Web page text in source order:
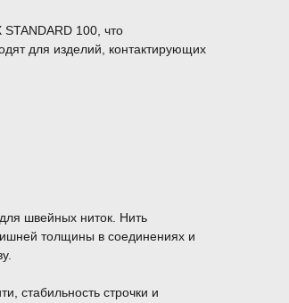
100, что
для изделий, контактирующих
швейных ниток. Нить
толщины в соединениях и
стабильность строчки и